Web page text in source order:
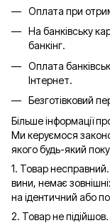
Оплата при
На банківську
банкінг.
Оплата
Інтернет.
Безготівковий
Більше інформації
Ми керуємося
якого будь-який
1. Товар
вини, немає
на ідентичний або
2. Товар не